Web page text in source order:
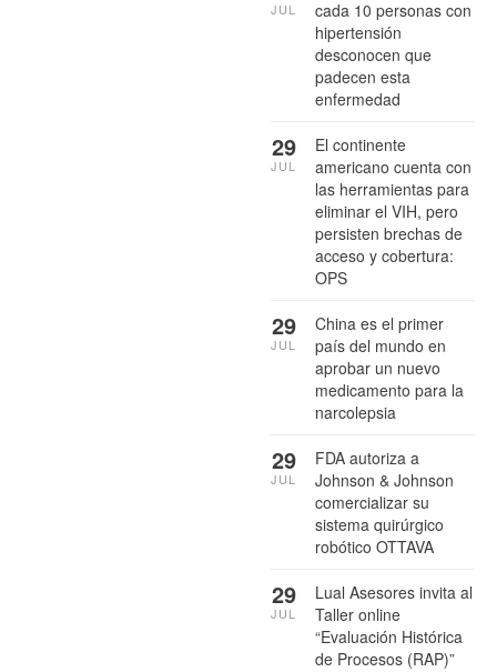
cada 10 personas con
hipertensión
desconocen que
padecen esta
enfermedad
JUL
El continente
americano cuenta con
las herramientas para
eliminar el VIH, pero
persisten brechas de
acceso y cobertura:
OPS
29
JUL
China es el primer
país del mundo en
aprobar un nuevo
medicamento para la
narcolepsia
29
JUL
FDA autoriza a
Johnson & Johnson
comercializar su
sistema quirúrgico
robótico OTTAVA
29
JUL
Lual Asesores invita al
Taller online
“Evaluación Histórica
de Procesos (RAP)”
29
JUL